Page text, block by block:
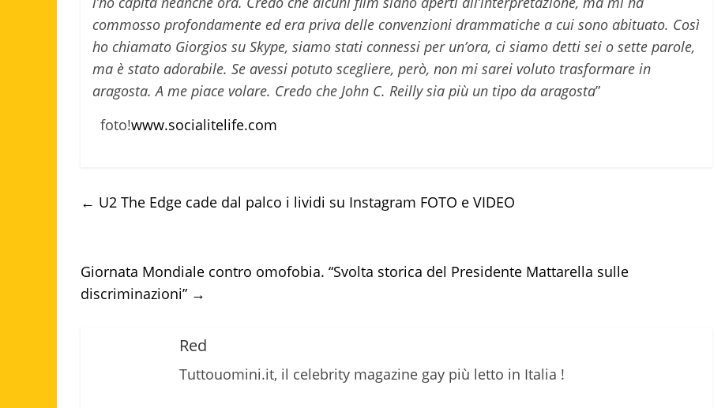
commosso profondamente ed era priva delle convenzioni drammatiche a cui sono abituato. Così
ho chiamato Giorgios su Skype, siamo stati connessi per un’ora, ci siamo detti sei o sette parole,
ma è stato adorabile. Se avessi potuto scegliere, però, non mi sarei voluto trasformare in
aragosta. A me piace volare. Credo che John C. Reilly sia più un tipo da aragosta”
foto!www.socialitelife.com
← U2 The Edge cade dal palco i lividi su Instagram FOTO e VIDEO
Giornata Mondiale contro omofobia. “Svolta storica del Presidente Mattarella sulle
discriminazioni” →
Red
Tuttouomini.it, il celebrity magazine gay più letto in Italia !